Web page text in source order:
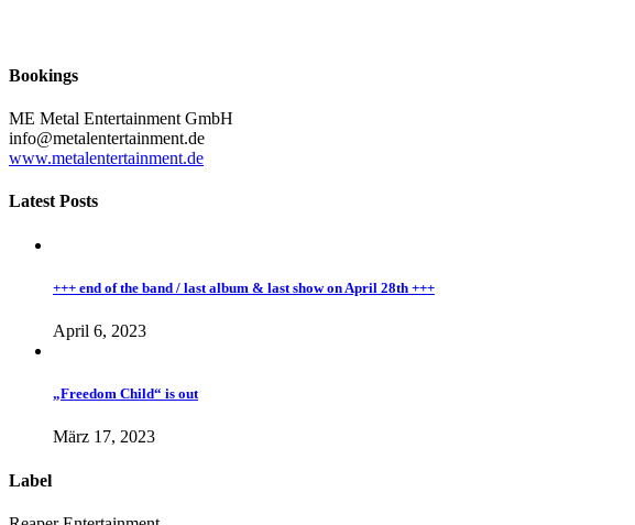
Bookings
ME Metal Entertainment GmbH
info@metalentertainment.de
www.metalentertainment.de
Latest Posts
+++ end of the band / last album & last show on April 28th +++
April 6, 2023
„Freedom Child“ is out
März 17, 2023
Label